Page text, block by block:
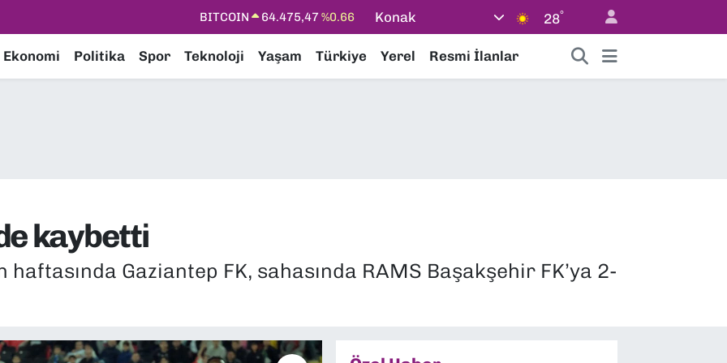
DOLAR 47,5986%0.06
STERLİN
64,2438%0.21
Konak 28°
Ekonomi Politika Spor Teknoloji Yaşam Türkiye Yerel Resmi İlanlar
kaybetti
haftasında Gaziantep FK, sahasında RAMS Başakşehir FK’ya 2-